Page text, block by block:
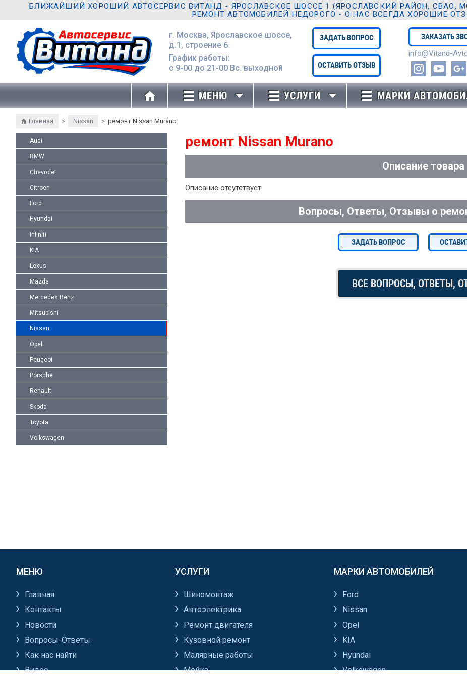
БЛИЖАЙШИЙ ХОРОШИЙ АВТОСЕРВИС ВИТАНД - ЯРОСЛАВСКОЕ ШОССЕ 1 (ЯРОСЛАВСКИЙ РАЙОН, СВАО,
РЕМОНТ АВТОМОБИЛЕЙ НЕДОРОГО - О НАС ВСЕГДА ХОРОШИЕ
г. Москва, Ярославское шоссе,
д.1, строение 6
График работы:
с 9-00 до 21-00 Вc. выходной
ЗАДАТЬ ВОПРОС
ОСТАВИТЬ ОТЗЫВ
ЗАКАЗАТЬ
info@Vitand-
МЕНЮ УСЛУГИ МАРКИ
Главная > Nissan > ремонт Nissan Murano
Audi
BMW
Chevrolet
Citroen
Ford
Hyundai
Infiniti
KIA
Lexus
Mazda
Mercedes Benz
Mitsubishi
Nissan
Opel
Peugeot
Porsche
Renault
Skoda
Toyota
Volkswagen
ремонт Nissan Murano
Описание товара
Описание отсутствует
Вопросы, Ответы, Отзывы о
ЗАДАТЬ ВОПРОС
ВСЕ ВОПРОСЫ, ОТВЕТЫ,
МЕНЮ
Главная
Контакты
Новости
Вопросы-Ответы
Как нас найти
Видео
УСЛУГИ
Шиномонтаж
Автоэлектрика
Ремонт двигателя
Кузовной ремонт
Малярные работы
Мойка
МАРКИ АВТОМОБИЛЕЙ
Ford
Nissan
Opel
KIA
Hyundai
Volkswagen